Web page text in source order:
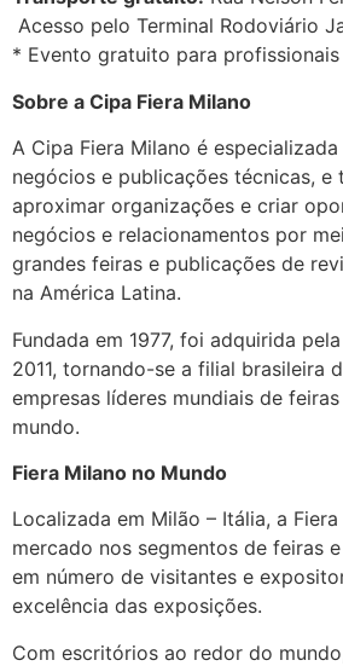
Acesso pelo Terminal Rodoviário
* Evento gratuito para
Sobre a Cipa Fiera Milano
A Cipa Fiera Milano é
negócios e publicações técnicas,
aproximar organizações e criar
negócios e relacionamentos por
grandes feiras e publicações de
na América Latina.
Fundada em 1977, foi adquirida
2011, tornando-se a filial brasileira
empresas líderes mundiais de
mundo.
Fiera Milano no Mundo
Localizada em Milão – Itália, a
mercado nos segmentos de feiras
em número de visitantes e
excelência das exposições.
Com escritórios ao redor do